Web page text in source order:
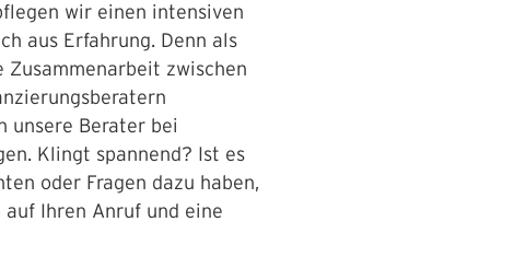
wir einen intensiven
aus Erfahrung. Denn als
Zusammenarbeit zwischen
unsere Berater bei
Klingt spannend? Ist es
oder Fragen dazu haben,
Ihren Anruf und eine